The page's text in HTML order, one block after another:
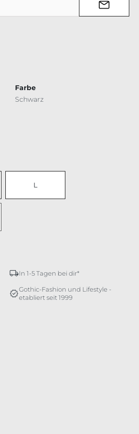
Farbe
Schwarz
L
In 1-5 Tagen bei dir*
Gothic-Fashion und Lifestyle -
etabliert seit 1999